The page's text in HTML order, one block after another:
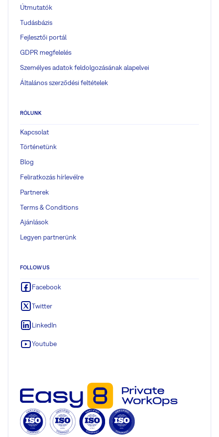
Útmutatók
Tudásbázis
Fejlesztői portál
GDPR megfelelés
Személyes adatok feldolgozásának alapelvei
Általános szerződési feltételek
RÓLUNK
Kapcsolat
Történetünk
Blog
Feliratkozás hírlevélre
Partnerek
Terms & Conditions
Ajánlások
Legyen partnerünk
FOLLOW US
Facebook
Twitter
LinkedIn
Youtube